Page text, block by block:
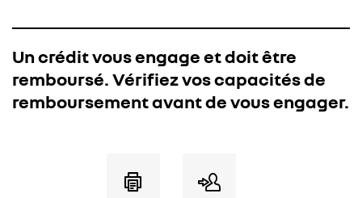
Un crédit vous engage et doit être
remboursé. Vérifiez vos capacités de
remboursement avant de vous engager.